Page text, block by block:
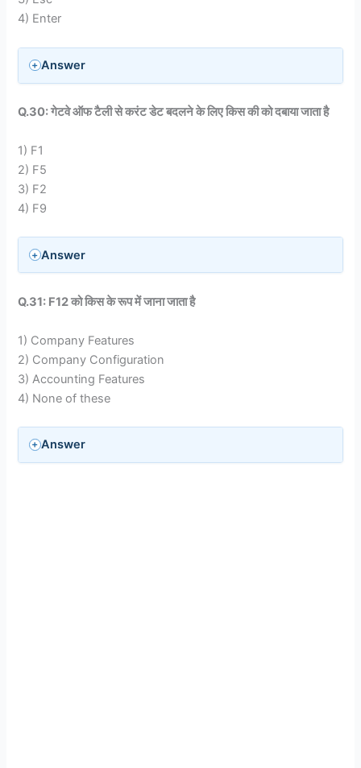
4) Enter
Answer
Q.30: गेटवे ऑफ टैली से करंट डेट बदलने के लिए किस की को दबाया जाता है
1) F1
2) F5
3) F2
4) F9
Answer
Q.31: F12 को किस के रूप में जाना जाता है
1) Company Features
2) Company Configuration
3) Accounting Features
4) None of these
Answer